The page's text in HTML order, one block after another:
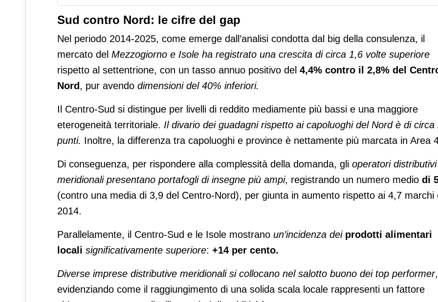
Sud contro Nord: le cifre del gap
Nel periodo 2014-2025, come emerge dall’analisi condotta dal big della consulenza, il
mercato del Mezzogiorno e Isole ha registrato una crescita di circa 1,6 volte superiore
rispetto al settentrione, con un tasso annuo positivo del 4,4% contro il 2,8% del
Nord, pur avendo dimensioni del 40% inferiori.
Il Centro-Sud si distingue per livelli di reddito mediamente più bassi e una maggiore
eterogeneità territoriale. Il divario dei guadagni rispetto ai capoluoghi del Nord è di circa
punti. Inoltre, la differenza tra capoluoghi e province è nettamente più marcata in Area
Di conseguenza, per rispondere alla complessità della domanda, gli operatori distributivi
meridionali presentano portafogli di insegne più ampi, registrando un numero medio di
(contro una media di 3,9 del Centro-Nord), per giunta in aumento rispetto ai 4,7 marchi
2014.
Parallelamente, il Centro-Sud e le Isole mostrano un’incidenza dei prodotti alimentari
locali significativamente superiore: +14 per cento.
Diverse imprese distributive meridionali si collocano nel salotto buono dei top performer,
evidenziando come il raggiungimento di una solida scala locale rappresenti un fattore